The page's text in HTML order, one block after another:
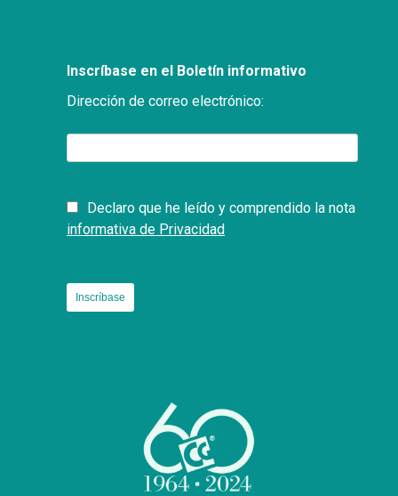
Inscríbase en el Boletín informativo
Dirección de correo electrónico:
Declaro que he leído y comprendido la nota
informativa de Privacidad